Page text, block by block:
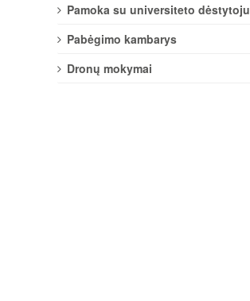
Pamoka su universiteto dėstytoju
Pabėgimo kambarys
Dronų mokymai